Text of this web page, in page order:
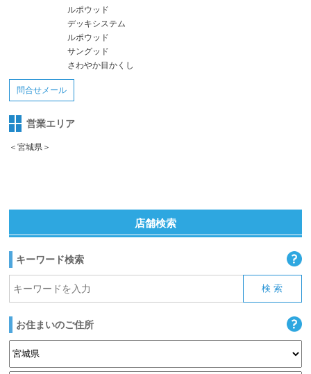
ルポウッド
デッキシステム
ルポウッド
サングッド
さわやか目かくし
問合せメール
営業エリア
＜宮城県＞
店舗検索
キーワード検索
お住まいのご住所